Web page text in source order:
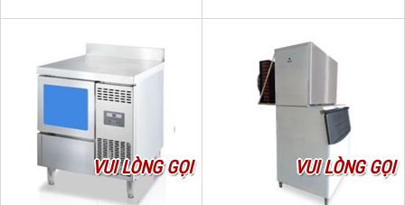
VUI LÒNG GỌI VUI LÒNG GỌI